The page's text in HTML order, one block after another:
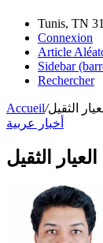
Tunis, TN 31
Connexion
Article
Sidebar
Rechercher
Accueil/الثقيل
أخبار عربية
الثقيل